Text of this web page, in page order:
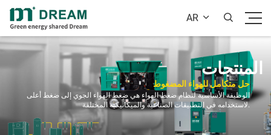
AR  
المنتجات
حل متكامل للهواء المضغوط
الوظيفة الأساسية لنظام ضغط الهواء هي ضغط الهواء الجوي إلى ضغط أعلى
لاستخدامه في التطبيقات الصناعية والميكانيكية المختلفة.